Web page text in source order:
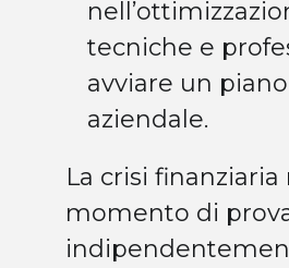
tecniche e
avviare un
aziendale.
La crisi
momento di